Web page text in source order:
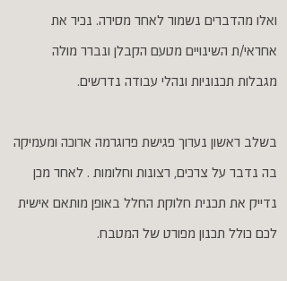
ואלו מהדברים נשמור לאחר מסירה. נכיר את
אחראי/ת השינויים מטעם הקבלן ונברר מולה
מגבלות תכנוניות ונהלי עבודה נדרשים.
בשלב ראשון נערוך פגישת פרוגרמה ארוכה ומעמיקה
בה נדבר על צרכים, רצונות וחלומות . לאחר מכן
נדייק את תכנית חלוקת החלל באופן מותאם אישית
לכם כולל תכנון מפורט של המטבח.